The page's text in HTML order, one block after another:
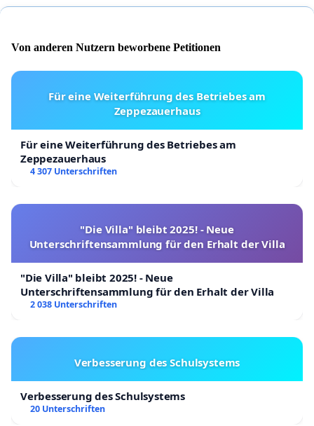
Von anderen Nutzern beworbene Petitionen
Für eine Weiterführung des Betriebes am
Zeppezauerhaus
Für eine Weiterführung des Betriebes am
Zeppezauerhaus
4 307 Unterschriften
"Die Villa" bleibt 2025! - Neue
Unterschriftensammlung für den Erhalt der Villa
"Die Villa" bleibt 2025! - Neue
Unterschriftensammlung für den Erhalt der Villa
2 038 Unterschriften
Verbesserung des Schulsystems
Verbesserung des Schulsystems
20 Unterschriften